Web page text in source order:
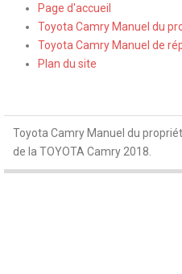
Page d'accueil
Toyota Camry Manuel du
Toyota Camry Manuel de
Plan du site
Toyota Camry Manuel du
de la TOYOTA Camry 2018.